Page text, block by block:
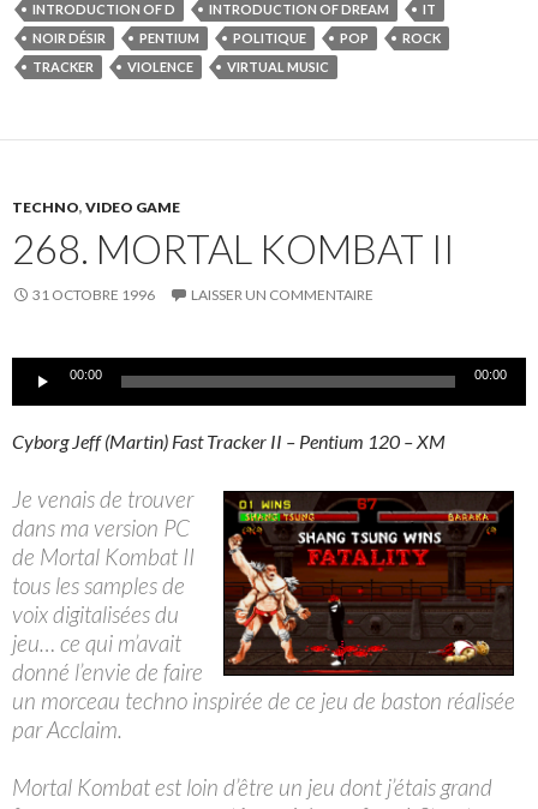
INTRODUCTION OF D
INTRODUCTION OF DREAM
IT
NOIR DÉSIR
PENTIUM POLITIQUE POP
ROCK
TRACKER
VIOLENCE VIRTUAL MUSIC
TECHNO, VIDEO GAME
268. MORTAL KOMBAT II
31 OCTOBRE 1996 LAISSER UN COMMENTAIRE
Lecteur00:00 00:00
Cyborg Jeff (Martin) Fast Tracker II – Pentium 120 – XM
Je venais de trouver
dans ma version PC
de Mortal Kombat II
tous les samples de
voix digitalisées du
jeu… ce qui m’avait
donné l’envie de faire
un morceau techno inspirée de ce jeu de baston réalisée
par Acclaim.
Mortal Kombat est loin d’être un jeu dont j’étais grand